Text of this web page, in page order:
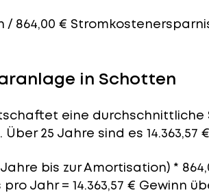
/ 864,00 €
in Schotten
eine durchschnittliche
25 Jahre sind es 14.363,57
bis zur Amortisation) *
Jahr = 14.363,57 € Gewinn